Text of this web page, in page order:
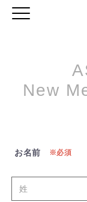
New
お名前 必須